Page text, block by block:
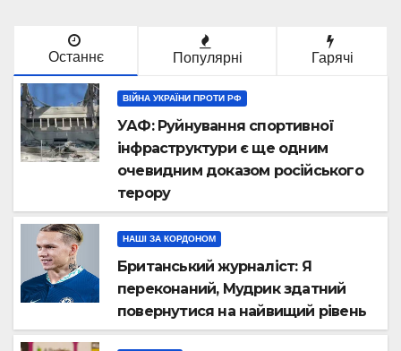
Останнє Популярні Гарячі
ВІЙНА УКРАЇНИ ПРОТИ РФ
УАФ: Руйнування спортивної
інфраструктури є ще одним
очевидним доказом російського
терору
НАШІ ЗА КОРДОНОМ
Британський журналіст: Я
переконаний, Мудрик здатний
повернутися на найвищий рівень